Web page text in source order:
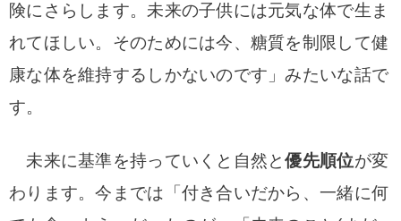
険にさらします。未来の子供には元気な体で生ま
れてほしい。そのためには今、糖質を制限して健
康な体を維持するしかないのです」みたいな話で
す。
未来に基準を持っていくと自然と優先順位が変
わります。今までは「付き合いだから、一緒に何